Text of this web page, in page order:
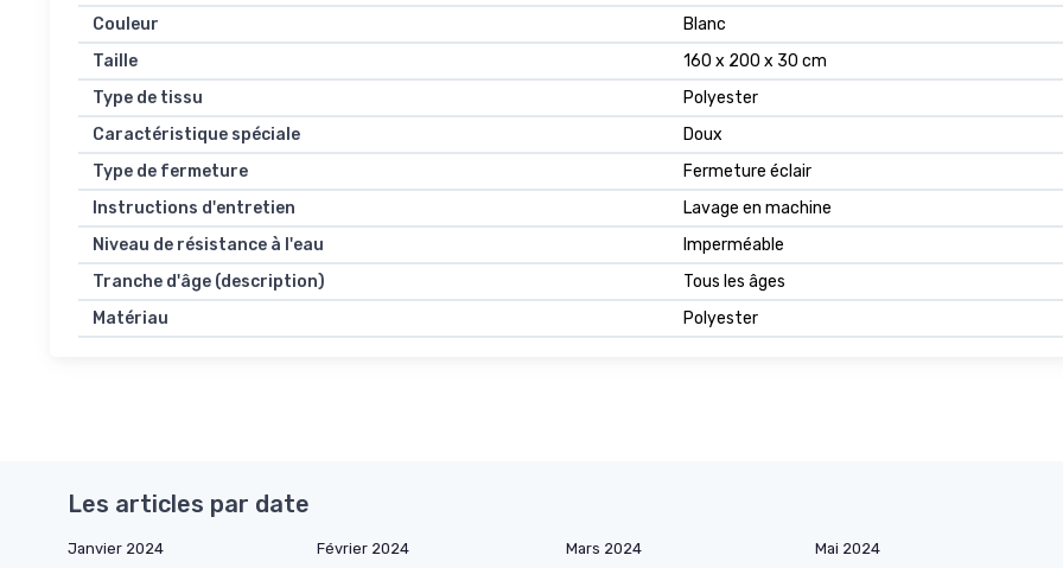
Couleur
Blanc
Taille
160 x 200 x 30 cm
Type de tissu
Polyester
Caractéristique spéciale
Doux
Type de fermeture
Fermeture éclair
Instructions d'entretien
Lavage en machine
Niveau de résistance à l'eau
Imperméable
Tranche d'âge (description)
Tous les âges
Matériau
Polyester
Les articles par date
Janvier 2024 Février 2024 Mars 2024 Mai 2024